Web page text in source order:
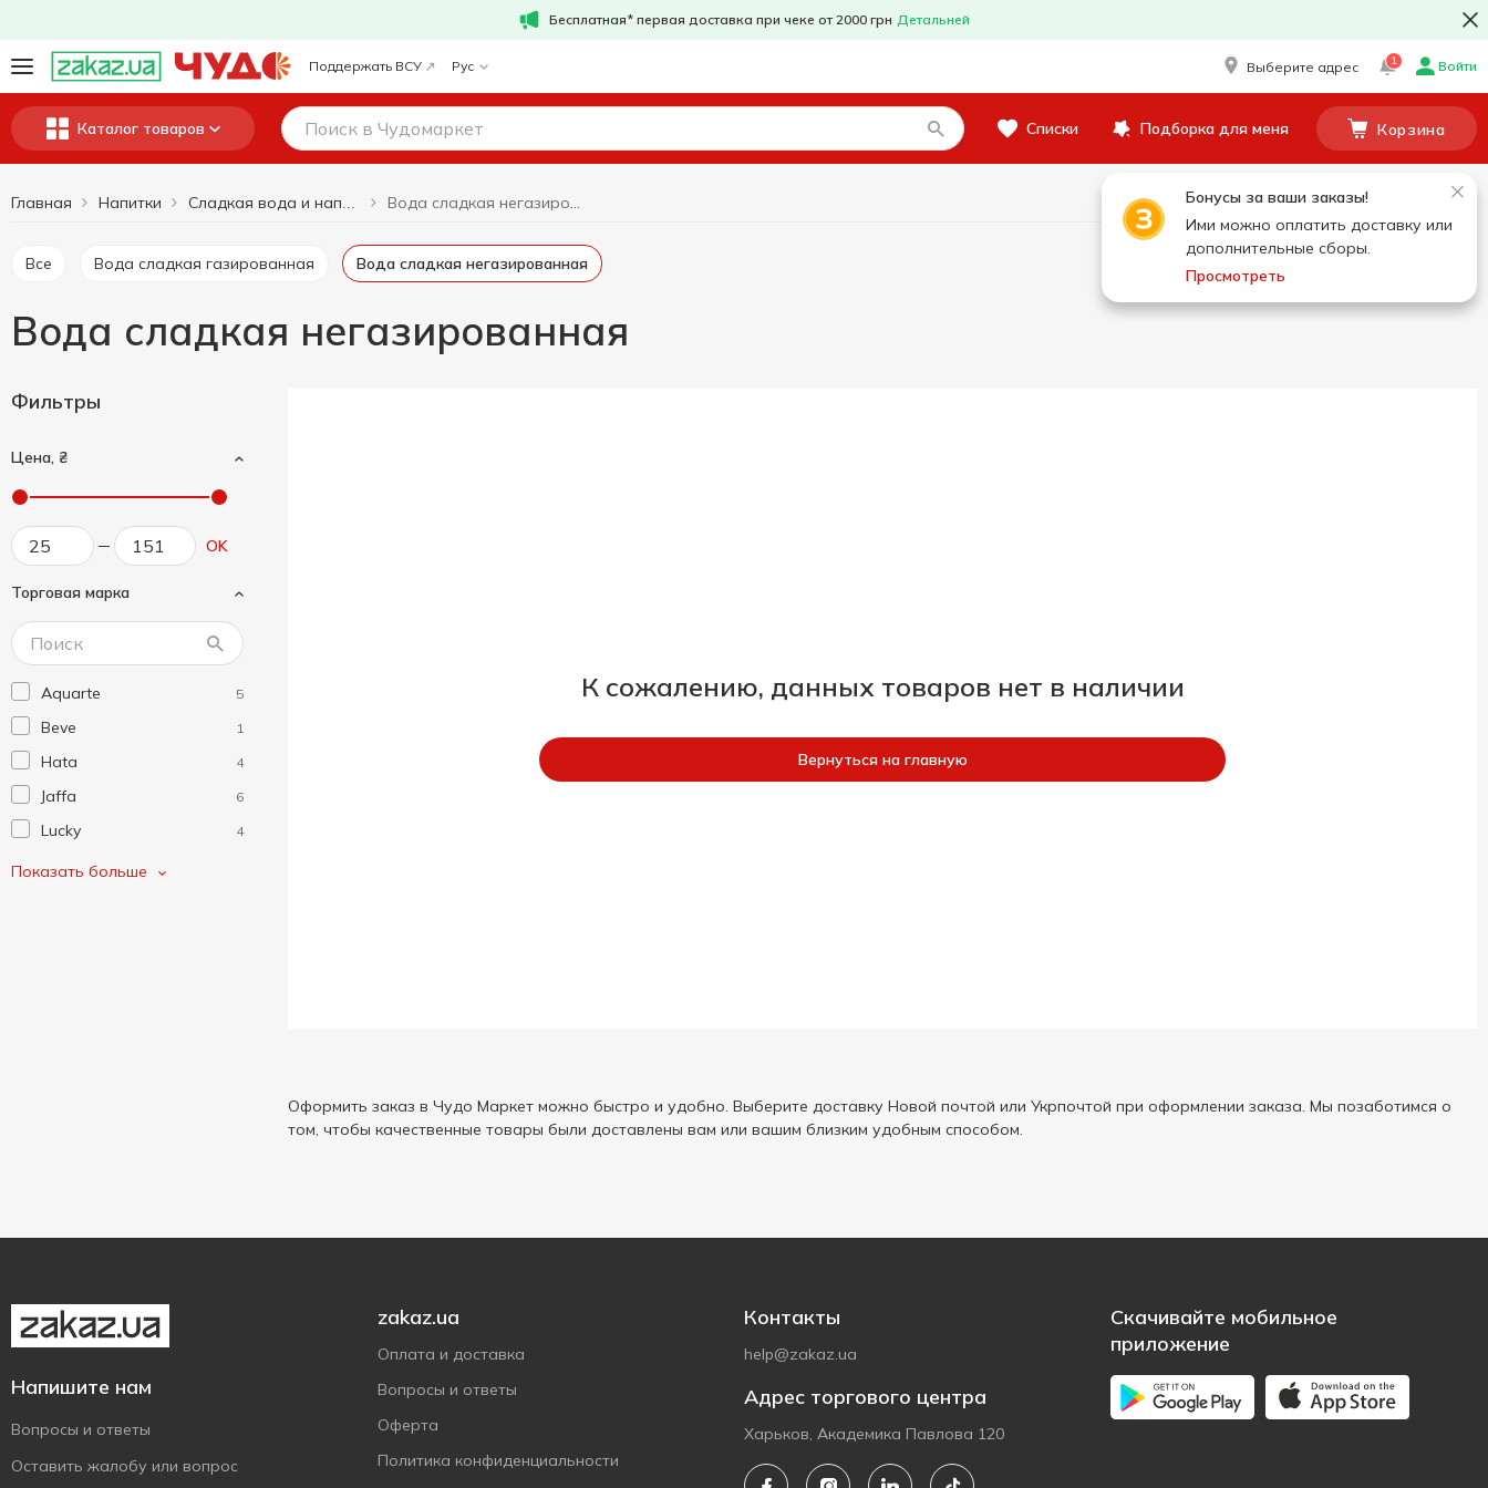
Бесплатная* первая доставка при чеке от 2000 грн Детальней
Поддержать ВСУ Рус Выберите адрес 1 Войти
Каталог товаров Списки Подборка для меня Корзина
Бонусы за ваши заказы!
Ими можно оплатить доставку или
дополнительные сборы.
Просмотреть
Главная Напитки Вода сладкая негазированная
Все Вода сладкая газированная Вода сладкая негазированная
Вода сладкая негазированная
Фильтры
Цена, ₴
OK
Торговая марка
Aquarte 5
Beve 1
Hata 4
Jaffa 6
Lucky 4
OKF
Показать больше
К сожалению, данных товаров нет в наличии
Вернуться на главную
Оформить заказ в Чудо Маркет можно быстро и удобно. Выберите доставку Новой почтой или Укрпочтой при оформлении заказа. Мы позаботимся о
том, чтобы качественные товары были доставлены вам или вашим близким удобным способом.
Напишите нам
Вопросы и ответы
Оставить жалобу или вопрос
zakaz.ua
Оплата и доставка
Вопросы и ответы
Оферта
Политика конфиденциальности
Контакты
help@zakaz.ua
Адрес торгового центра
Харьков, Академика Павлова 120
Скачивайте мобильное
приложение